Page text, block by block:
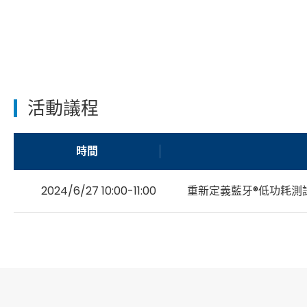
活動議程
時間
2024/6/27 10:00-11:00 重新定義藍牙®低功耗測